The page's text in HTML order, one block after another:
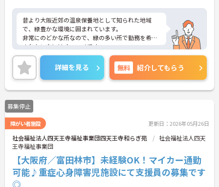
昔より大阪近郊の温泉保養地として知られた地域
で、緑豊かな環境に囲まれています。
非常にのどかな所なので、緑の多い所で勤務を希望
されたい方にはオススメです。
興味のある方は是非お問わせください！
詳細を見る 無料 紹介してもらう
募集停止
障がい者施設 更新日：2026年05月26日
社会福祉法人四天王寺福祉事業団四天王寺和らぎ苑
社会福祉法人四天
王寺福祉事業団
【大阪府／富田林市】未経験OK！マイカー通勤
可能♪重症心身障害児施設にて支援員の募集です
◎